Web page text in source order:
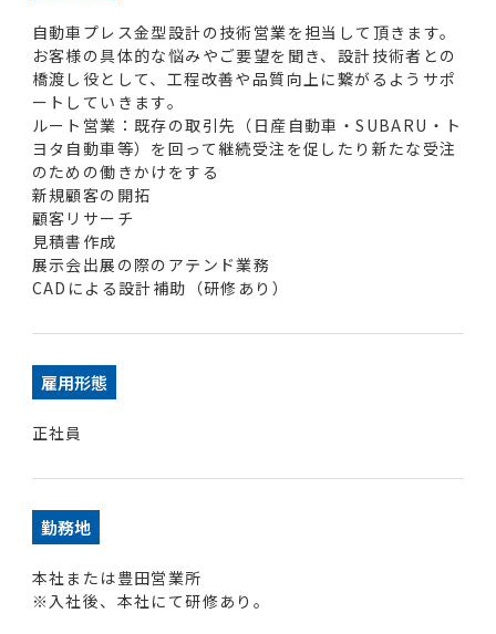
自動車プレス金型設計の技術営業を担当して頂きます。
お客様の具体的な悩みやご要望を聞き、設計技術者との
橋渡し役として、工程改善や品質向上に繋がるようサポ
ートしていきます。
ルート営業：既存の取引先（日産自動車・SUBARU・ト
ヨタ自動車等）を回って継続受注を促したり新たな受注
のための働きかけをする
新規顧客の開拓
顧客リサーチ
見積書作成
展示会出展の際のアテンド業務
CADによる設計補助（研修あり）
雇用形態
正社員
勤務地
本社または豊田営業所
※入社後、本社にて研修あり。